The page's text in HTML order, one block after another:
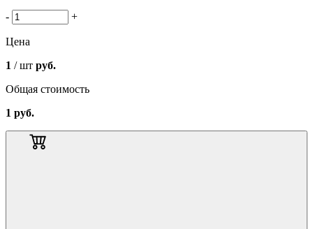
- +
Цена
1 / шт руб.
Общая стоимость
1 руб.